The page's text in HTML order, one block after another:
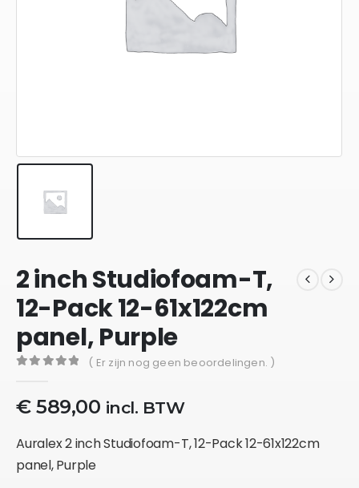
2 inch Studiofoam-T,
12-Pack 12-61x122cm
panel, Purple
( Er zijn nog geen beoordelingen. )
€589,00 incl. BTW
Auralex 2 inch Studiofoam-T, 12-Pack 12-61x122cm
panel, Purple